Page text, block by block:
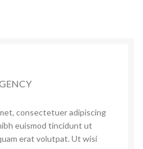
consectetuer adipiscing
euismod tincidunt ut
erat volutpat. Ut wisi